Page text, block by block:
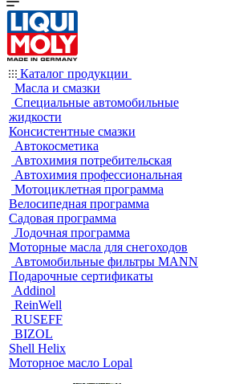
Каталог продукции
Масла и смазки
Специальные автомобильные
жидкости
Консистентные смазки
Автокосметика
Автохимия потребительская
Автохимия профессиональная
Мотоциклетная программа
Велосипедная программа
Садовая программа
Лодочная программа
Моторные масла для снегоходов
Автомобильные фильтры MANN
Подарочные сертификаты
Addinol
ReinWell
RUSEFF
BIZOL
Shell Helix
Моторное масло Lopal